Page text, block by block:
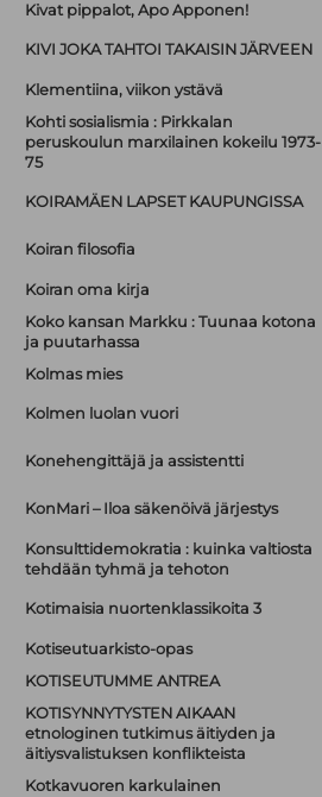
Kivat pippalot, Apo Apponen!
KIVI JOKA TAHTOI TAKAISIN JÄRVEEN
Klementiina, viikon ystävä
Kohti sosialismia : Pirkkalan
peruskoulun marxilainen kokeilu 1973-
75
KOIRAMÄEN LAPSET KAUPUNGISSA
Koiran filosofia
Koiran oma kirja
Koko kansan Markku : Tuunaa kotona
ja puutarhassa
Kolmas mies
Kolmen luolan vuori
Konehengittäjä ja assistentti
KonMari – Iloa säkenöivä järjestys
Konsulttidemokratia : kuinka valtiosta
tehdään tyhmä ja tehoton
Kotimaisia nuortenklassikoita 3
Kotiseutuarkisto-opas
KOTISEUTUMME ANTREA
KOTISYNNYTYSTEN AIKAAN
etnologinen tutkimus äitiyden ja
äitiysvalistuksen konflikteista
Kotkavuoren karkulainen